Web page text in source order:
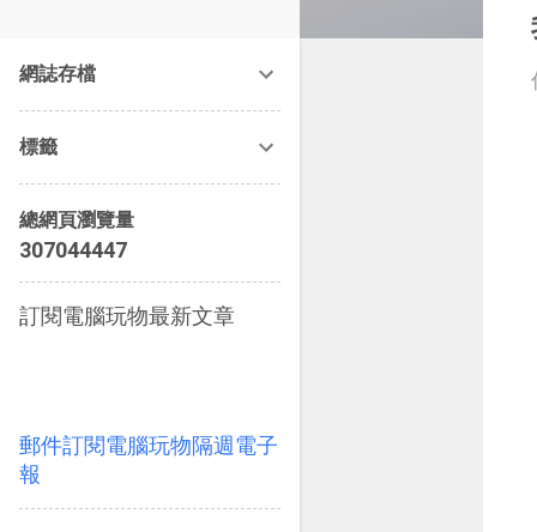
網誌存檔
標籤
總網頁瀏覽量
307044447
訂閱電腦玩物最新文章
郵件訂閱電腦玩物隔週電子
報